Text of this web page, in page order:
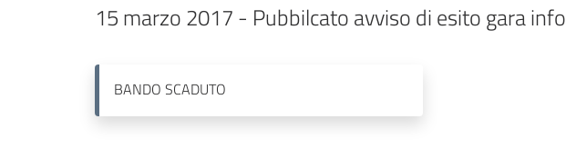
15 marzo 2017 - Pubbilcato avviso di esito gara
BANDO SCADUTO